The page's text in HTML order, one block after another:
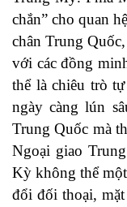
chắn” cho quan
chân Trung
với các đồng
thể là chiêu trò
ngày càng lún
Trung Quốc mà
Ngoại giao
Kỳ không thể
đổi đối thoại,